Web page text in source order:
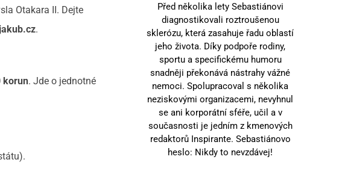
Otakara II. Dejte
.
korun. Jde o jednotné
Před několika lety Sebastiánovi
diagnostikovali roztroušenou
sklerózu, která zasahuje řadu oblastí
jeho života. Díky podpoře rodiny,
sportu a specifickému humoru
snadněji překonává nástrahy vážné
nemoci. Spolupracoval s několika
neziskovými organizacemi, nevyhnul
se ani korporátní sféře, učil a v
současnosti je jedním z kmenových
redaktorů Inspirante. Sebastiánovo
heslo: Nikdy to nevzdávej!